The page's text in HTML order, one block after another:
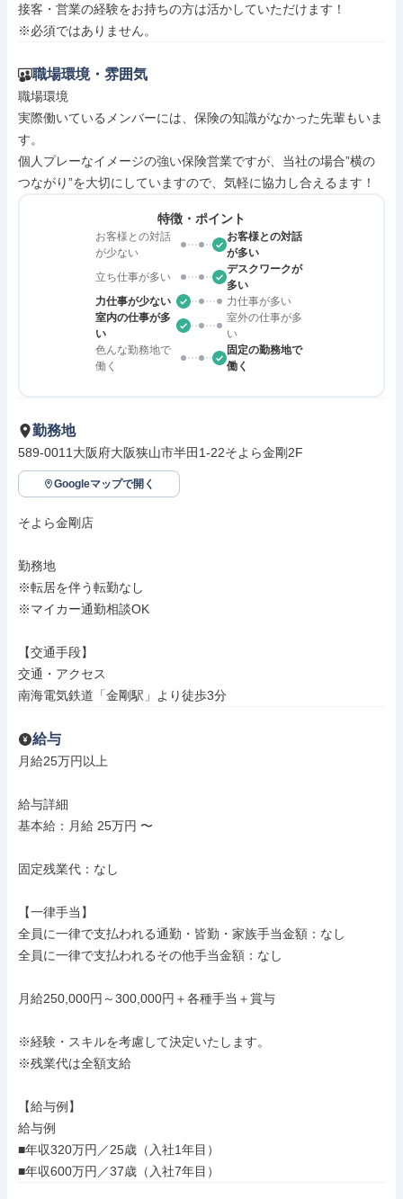
接客・営業の経験をお持ちの方は活かしていただけます！
※必須ではありません。
職場環境・雰囲気
職場環境
実際働いているメンバーには、保険の知識がなかった先輩もいま
す。
個人プレーなイメージの強い保険営業ですが、当社の場合”横の
つながり”を大切にしていますので、気軽に協力し合えるます！
特徴・ポイント
お客様との対話
が少ない
お客様との対話
が多い
立ち仕事が多い
デスクワークが
多い
力仕事が少ない
力仕事が多い
室内の仕事が多
い
室外の仕事が多
い
色んな勤務地で
働く
固定の勤務地で
働く
勤務地
589-0011大阪府大阪狭山市半田1-22そよら金剛2F
Googleマップで開く
そよら金剛店
勤務地
※転居を伴う転勤なし
※マイカー通勤相談OK
【交通手段】
交通・アクセス
南海電気鉄道「金剛駅」より徒歩3分
給与
月給25万円以上
給与詳細
基本給：月給 25万円 〜
固定残業代：なし
【一律手当】
全員に一律で支払われる通勤・皆勤・家族手当金額：なし
全員に一律で支払われるその他手当金額：なし
月給250,000円～300,000円＋各種手当＋賞与
※経験・スキルを考慮して決定いたします。
※残業代は全額支給
【給与例】
給与例
■年収320万円／25歳（入社1年目）
■年収600万円／37歳（入社7年目）